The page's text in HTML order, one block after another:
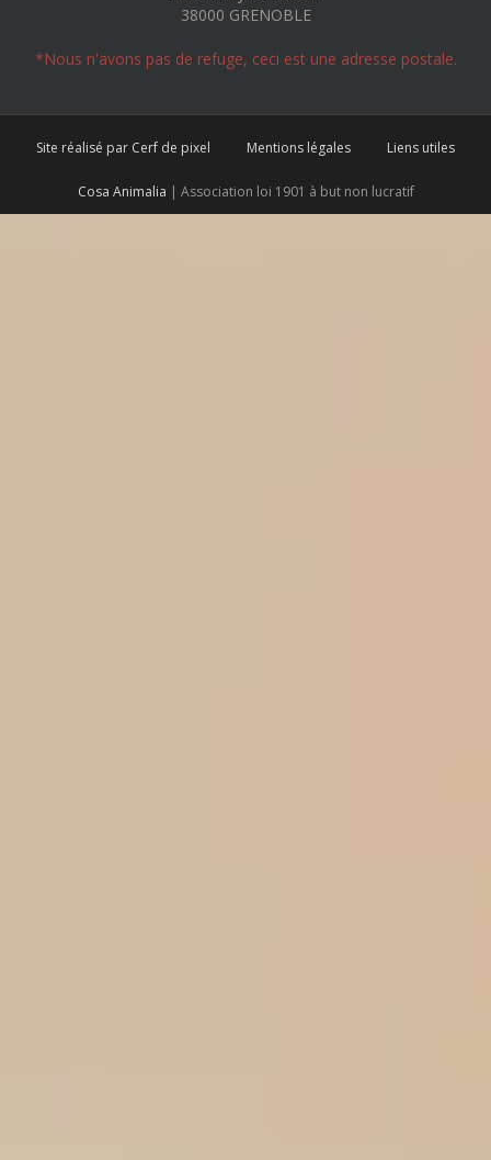
38000 GRENOBLE
*Nous n'avons pas de refuge, ceci est une adresse postale.
Site réalisé par Cerf de pixel Mentions légales Liens utiles
Cosa Animalia | Association loi 1901 à but non lucratif